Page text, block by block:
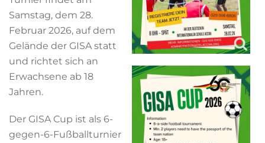
Samstag, dem 28.
Februar 2026, auf dem
Gelände der GISA statt
und richtet sich an
Erwachsene ab 18
Jahren.
Der GISA Cup ist als 6-
gegen-6-Fußballturnier